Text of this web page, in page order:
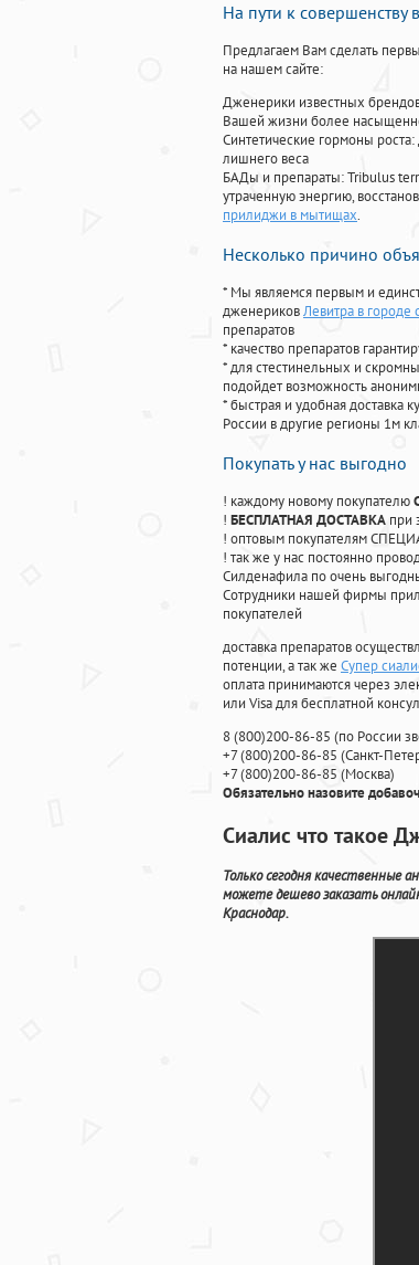
На пути к совершенству
Предлагаем Вам сделать
на нашем сайте:
Дженерики известных
Вашей жизни более
Синтетические гормоны роста:
лишнего веса
БАДы и препараты:Tribulus
утраченную энергию,
прилиджи в мытищах.
Несколько причино
* Мы являемся первым и
дженериковЛевитра в городе
препаратов
* качество препаратов
* для стестинельных и
подойдет возможность
* быстрая и удобная доставка
России в другие регионы 1м
Покупать у нас выгодно
! каждому новому покупателю
! БЕСПЛАТНАЯ ДОСТАВКА при
! оптовым покупателям
! так же у нас постоянно
Силденафила по очень
Cотрудники нашей фирмы
покупателей
доставка препаратов
потенции, а так же Супер
оплата принимаются через
или Visa для бесплатной
8(800)200-86-85 (по России
+7(800)200-86-85 (Санкт-
+7(800)200-86-85 (Москва)
Обязательно назовите
Сиалис что такое
Только сегодня качественные
можете дешево заказать
Краснодар.